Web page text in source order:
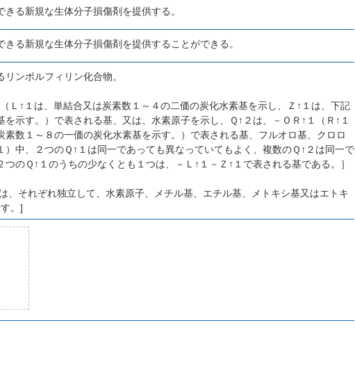
る新規な生体分子損傷剤を提供する。
る新規な生体分子損傷剤を提供することができる。
ンポルフィリン化合物。
Ｌ↑１は、単結合又は炭素数１～４の二価の炭化水素基を示し、Ｚ↑１は、下記
示す。）で表される基、又は、水素原子を示し、Ｑ↑２は、－ＯＲ↑１（Ｒ↑１
数１～８の一価の炭化水素基を示す。）で表される基、フルオロ基、クロロ
中、２つのＱ↑１は同一であっても異なっていてもよく、複数のＱ↑２は同一で
のＱ↑１のうちの少なくとも１つは、－Ｌ↑１－Ｚ↑１で表される基である。］
、それぞれ独立して、水素原子、メチル基、エチル基、メトキシ基又はエトキ
。]